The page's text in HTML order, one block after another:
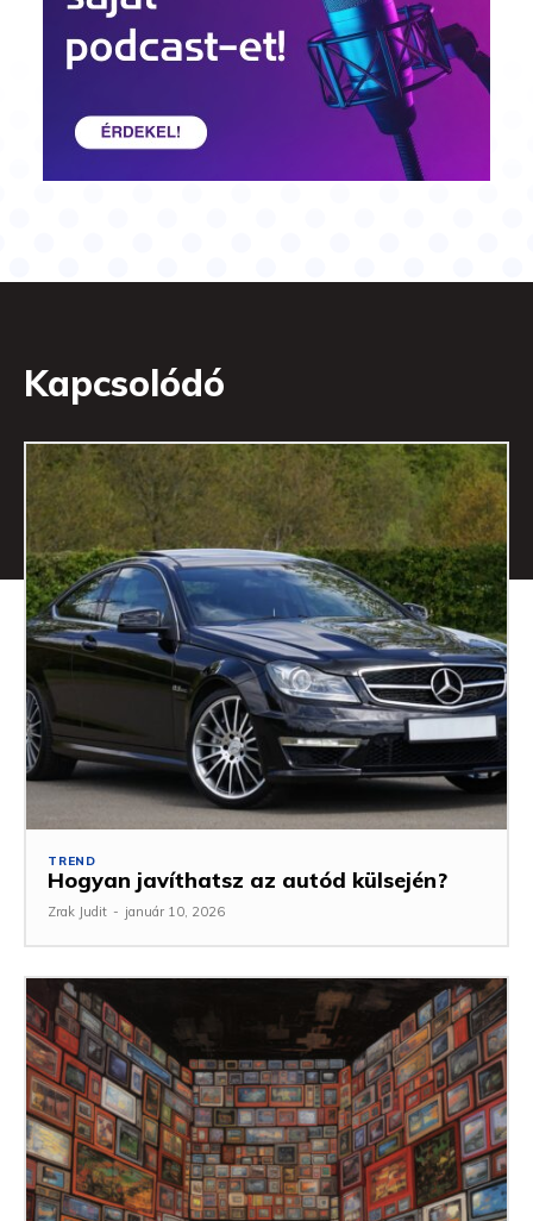
Kapcsolódó
TREND
Hogyan javíthatsz az autód külsején?
Zrak Judit - január 10, 2026